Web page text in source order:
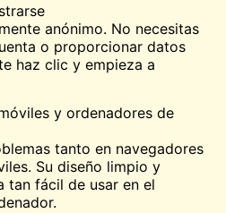
anónimo. No necesitas
o proporcionar datos
haz clic y empieza a
y ordenadores de
tanto en navegadores
Su diseño limpio y
tan fácil de usar en el